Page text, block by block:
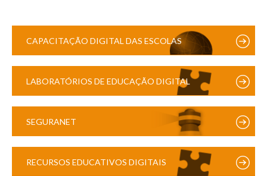
CAPACITAÇÃO DIGITAL DAS ESCOLAS
LABORATÓRIOS DE EDUCAÇÃO DIGITAL
SEGURANET
RECURSOS EDUCATIVOS DIGITAIS